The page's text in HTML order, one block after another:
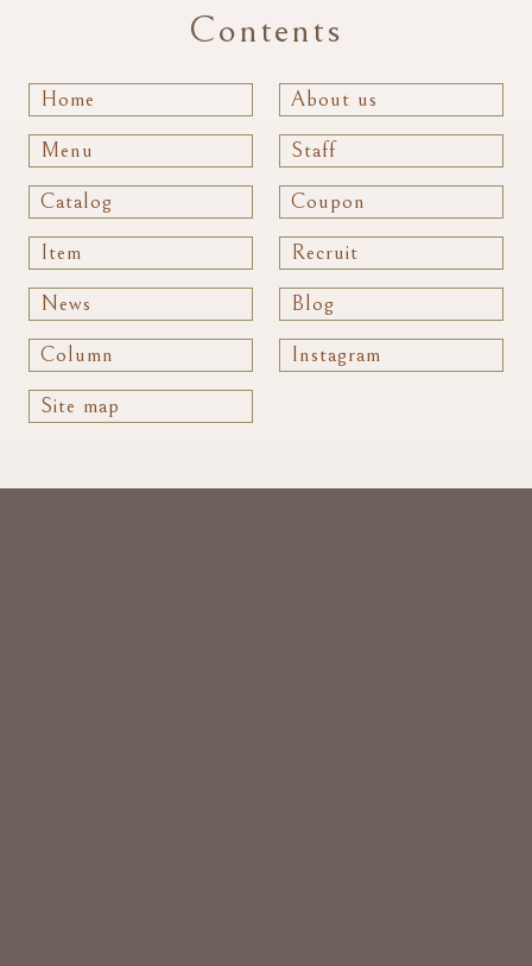
Contents
Home About us
Menu Staff
Catalog Coupon
Item Recruit
News Blog
Column Instagram
Site map